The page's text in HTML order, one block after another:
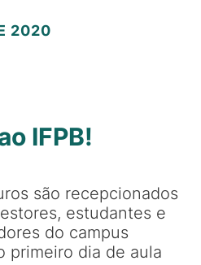
2020
IFPB!
são recepcionados
estudantes e
do campus
primeiro dia de aula